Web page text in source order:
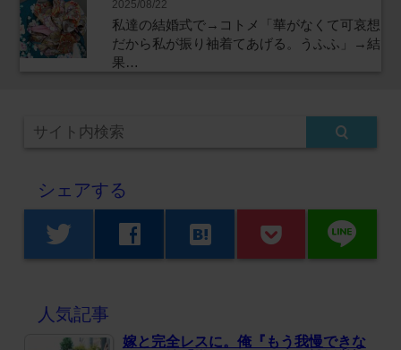
2025/08/22
私達の結婚式で→コトメ「華がなくて可哀想
だから私が振り袖着てあげる。うふふ」→結
果…
シェアする
twitter facebook hatenabookmark line
人気記事
嫁と完全レスに。俺『もう我慢できな